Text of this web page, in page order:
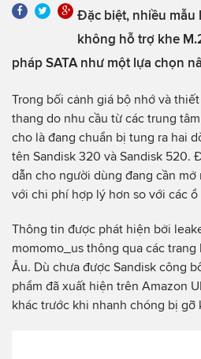
Đặc biệt, nhiều mẫu
không hỗ trợ khe
pháp SATA như một lựa chọn
Trong bối cảnh giá bộ nhớ và
thang do nhu cầu từ các trung
cho là đang chuẩn bị tung ra hai
tên Sandisk 320 và Sandisk 520.
dẫn cho người dùng đang cần
với chi phí hợp lý hơn so với các ổ
Thông tin được phát hiện bởi
momomo_us thông qua các
Âu. Dù chưa được Sandisk công
phẩm đã xuất hiện trên Amazon
khác trước khi nhanh chóng bị gỡ